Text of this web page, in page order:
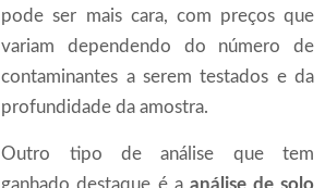
pode ser mais cara, com preços que
variam dependendo do número de
contaminantes a serem testados e da
profundidade da amostra.
Outro tipo de análise que tem